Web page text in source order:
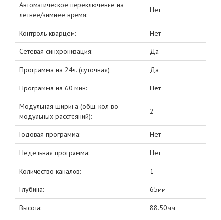
Автоматическое переключение на
летнее/зимнее время:
Нет
Контроль кварцем: Нет
Сетевая синхронизация: Да
Программа на 24ч. (суточная): Да
Программа на 60 мин: Нет
Модульная ширина (общ. кол-во
модульных расстояний):
2
Годовая программа: Нет
Недельная программа: Нет
Количество каналов: 1
Глубина: 65мм
Высота: 88.50мм